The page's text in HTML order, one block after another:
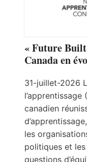
« Future
Canada en
31-juillet-2026
canadien
les
politiques et
questions